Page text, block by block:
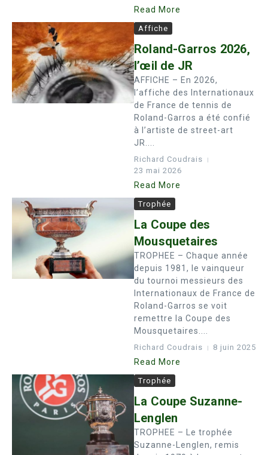
Read More
Affiche
Roland-Garros 2026,
l’œil de JR
AFFICHE – En 2026,
l’affiche des Internationaux
de France de tennis de
Roland-Garros a été confié
à l’artiste de street-art
JR....
Richard Coudrais
23 mai 2026
Read More
Trophée
La Coupe des
Mousquetaires
TROPHEE – Chaque année
depuis 1981, le vainqueur
du tournoi messieurs des
Internationaux de France de
Roland-Garros se voit
remettre la Coupe des
Mousquetaires....
Richard Coudrais 8 juin 2025
Read More
Trophée
La Coupe Suzanne-
Lenglen
TROPHEE – Le trophée
Suzanne-Lenglen, remis